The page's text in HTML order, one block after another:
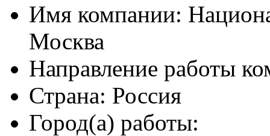
Имя компании:
Москва
Направление работы
Страна: Россия
Город(а) работы: